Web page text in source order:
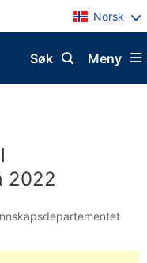
Norsk
Meny
Søk
2022